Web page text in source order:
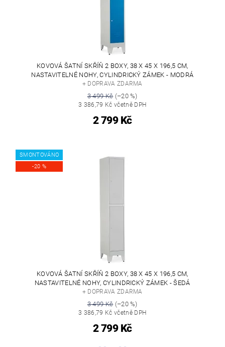
KOVOVÁ ŠATNÍ SKŘÍŇ 2 BOXY, 38 X 45 X 196,5 CM,
NASTAVITELNÉ NOHY, CYLINDRICKÝ ZÁMEK - MODRÁ
+ DOPRAVA ZDARMA
3 499 Kč(–20 %)
3 386,79 Kč včetně DPH
2 799 Kč
SMONTOVÁNO
-20 %
KOVOVÁ ŠATNÍ SKŘÍŇ 2 BOXY, 38 X 45 X 196,5 CM,
NASTAVITELNÉ NOHY, CYLINDRICKÝ ZÁMEK - ŠEDÁ
+ DOPRAVA ZDARMA
3 499 Kč(–20 %)
3 386,79 Kč včetně DPH
2 799 Kč